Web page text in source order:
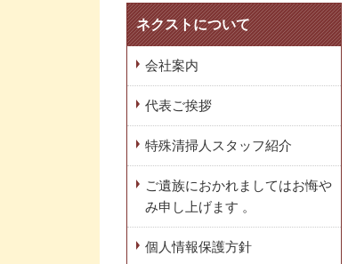
ネクストについて
会社案内
代表ご挨拶
特殊清掃人スタッフ紹介
ご遺族におかれましてはお悔や
み申し上げます 。
個人情報保護方針